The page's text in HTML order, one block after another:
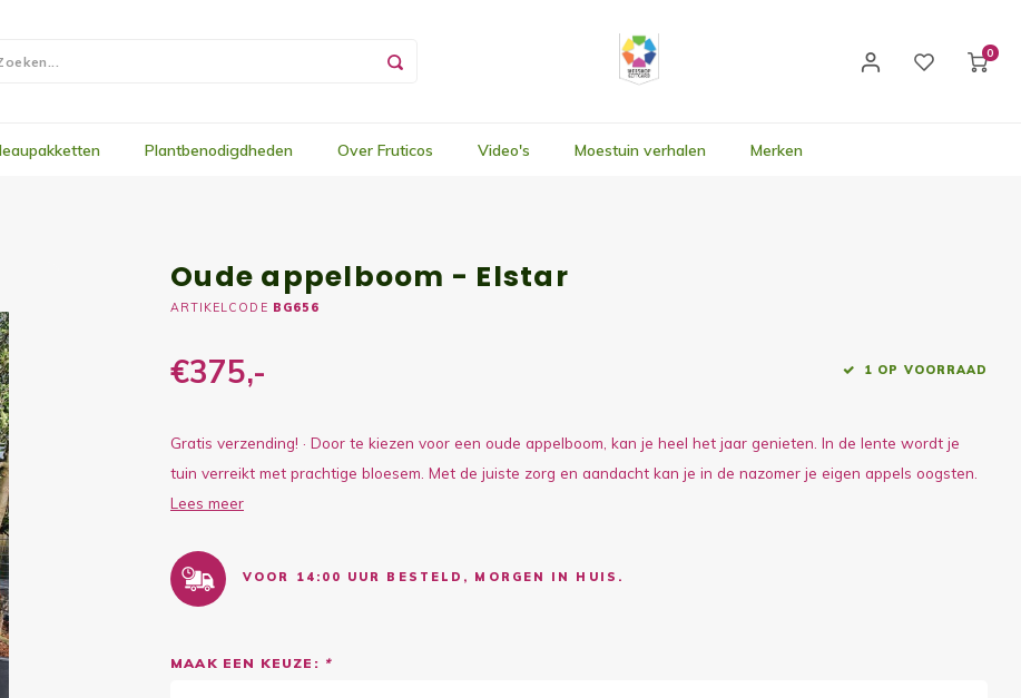
0
Plantbenodigdheden Over Fruticos Video's Moestuin verhalen Merken
Oude appelboom - Elstar
ARTIKELCODE BG656
€375,- 1 OP VOORRAAD
Gratis verzending! · Door te kiezen voor een oude appelboom, kan je heel het jaar genieten. In de lente wordt je
tuin verreikt met prachtige bloesem. Met de juiste zorg en aandacht kan je in de nazomer je eigen appels oogsten.
Lees meer
VOOR 14:00 UUR BESTELD, MORGEN IN HUIS.
MAAK EEN KEUZE: *